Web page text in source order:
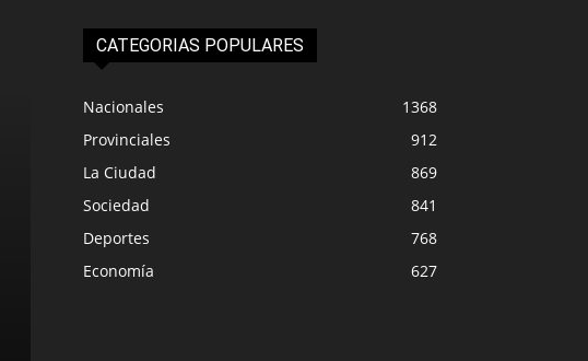
CATEGORIAS POPULARES
Nacionales
1368
Provinciales
912
La Ciudad
869
Sociedad
841
Deportes
768
Economía
627